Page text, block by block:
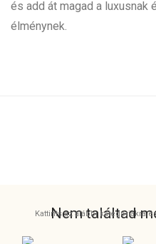
és add át magad a
élménynek.
Nem találtad
Kattints az alábbi kategóriákra